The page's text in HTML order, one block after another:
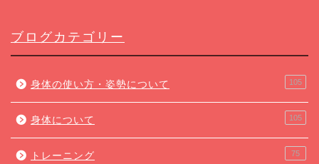
ブログカテゴリー
身体の使い方・姿勢について 105
身体について 105
トレーニング 75